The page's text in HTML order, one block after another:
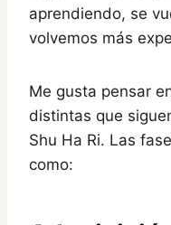
aprendiendo, se
volvemos más
Me gusta pensar
distintas que
Shu Ha Ri. Las
como: